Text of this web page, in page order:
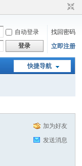
自动登录
找回密码
登录 立即注册
快捷导航
加为好友
发送消息